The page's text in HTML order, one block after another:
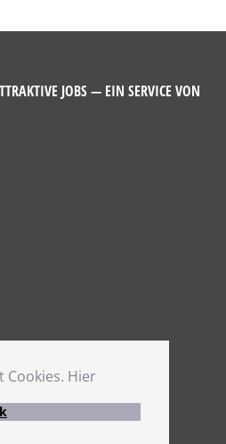
Cookies. Hier
JOBS — EIN SERVICE VON